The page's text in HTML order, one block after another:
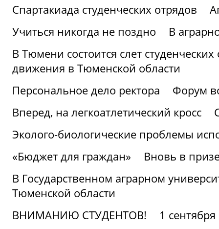
Спартакиада студенческих отрядов
Учиться никогда не поздно
В
В Тюмени состоится слет
движения в Тюменской области
Персональное дело ректора
Форум
Вперед, на легкоатлетический кросс
Эколого-биологические проблемы
«Бюджет для граждан»
Вновь в
В Государственном аграрном
Тюменской области
ВНИМАНИЮ СТУДЕНТОВ!
1 сентября